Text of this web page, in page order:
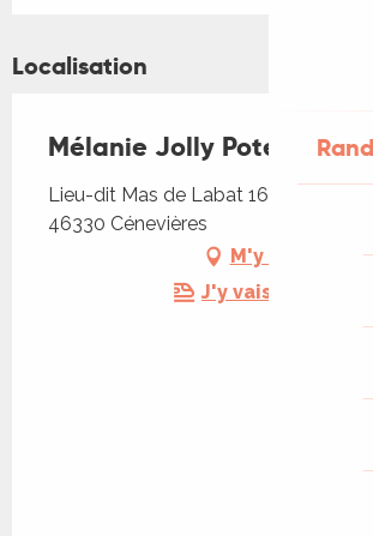
Localisation
Mélanie Jolly Poteries
Lieu-dit Mas de Labat 165 chemin de
46330 Cénevières
M'y rendre
J'y vais en train !